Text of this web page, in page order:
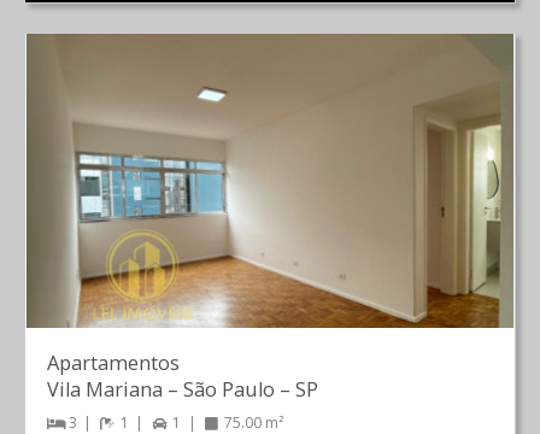
Apartamentos
Vila Mariana – São Paulo – SP
3 1 1 75.00 m²